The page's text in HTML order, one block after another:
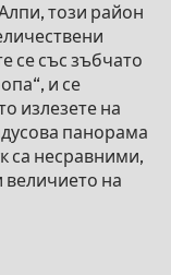
този район
се със зъбчато
и се
излезете на
панорама
са несравними,
величието на